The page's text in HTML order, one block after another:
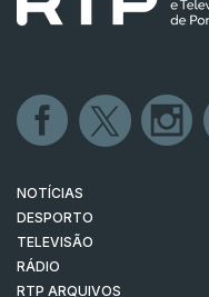
NOTÍCIAS
DESPORTO
TELEVISÃO
RÁDIO
RTP ARQUIVOS